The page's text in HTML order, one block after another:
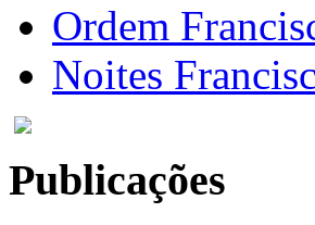
Ordem
Noites
Publicações